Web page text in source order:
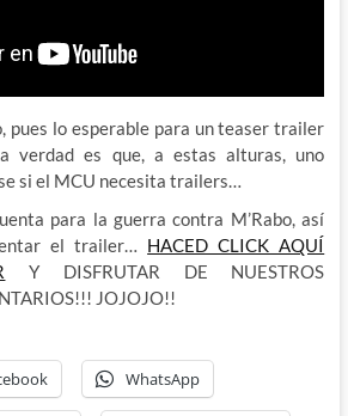
pues lo esperable para un teaser trailer
verdad es que, a estas alturas, uno
si el MCU necesita trailers…
para la guerra contra M’Rabo, así
el trailer… HACED CLICK AQUÍ
Y DISFRUTAR DE NUESTROS
JOJOJO!!
WhatsApp